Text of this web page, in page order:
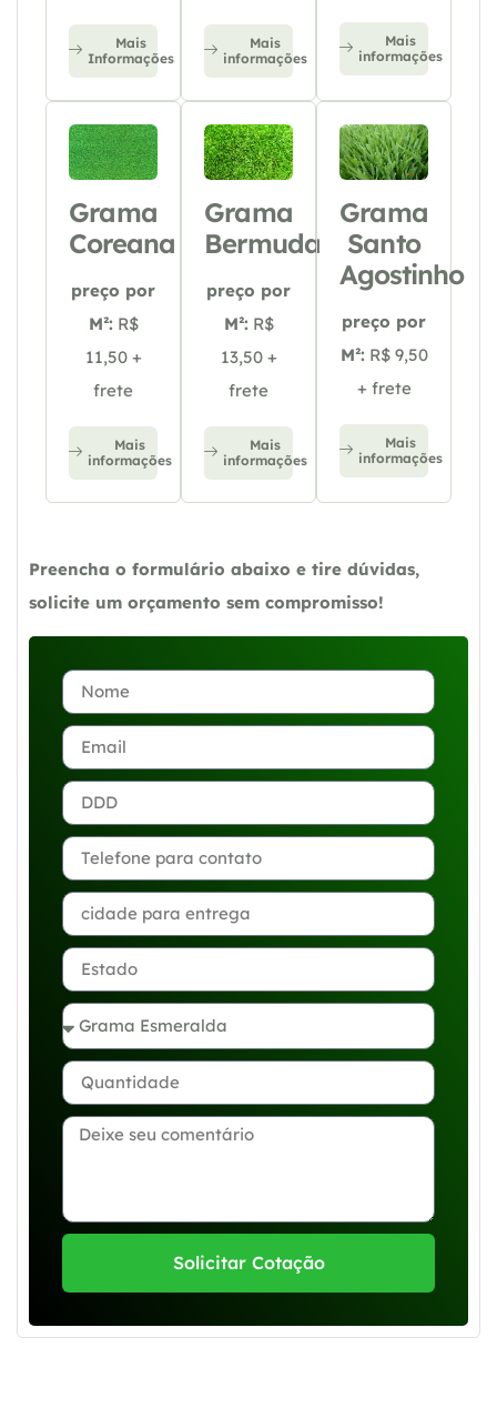
Mais
Informações
Mais
informações
Mais
informações
Grama
Coreana
preço por
M²: R$
11,50 +
frete
Mais
informações
Grama
Bermuda
preço por
M²: R$
13,50 +
frete
Mais
informações
Grama
Santo
Agostinho
preço por
M²: R$ 9,50
+ frete
Mais
informações
Preencha o formulário abaixo e tire dúvidas,
solicite um orçamento sem compromisso!
Solicitar Cotação